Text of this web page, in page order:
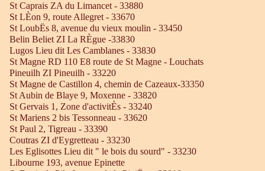
St Caprais ZA du Limancet - 33880
St LÈon 9, route Allegret - 33670
St LoubËs 8, avenue du vieux moulin - 33450
Belin Beliet ZI La RÈgue -33830
Lugos Lieu dit Les Camblanes - 33830
St Magne RD 110 E8 route de St Magne - Louchats
Pineuilh ZI Pineuilh - 33220
St Magne de Castillon 4, chemin de Cazeaux-33350
St Aubin de Blaye 9, Moxenne - 33820
St Gervais 1, Zone d'activitÈs - 33240
St Mariens 2 bis Tessonneau - 33620
St Paul 2, Tigreau - 33390
Coutras ZI d'Eygretteau - 33230
Les Eglisottes Lieu dit " le bois du sourd" - 33230
Libourne 193, avenue Epinette